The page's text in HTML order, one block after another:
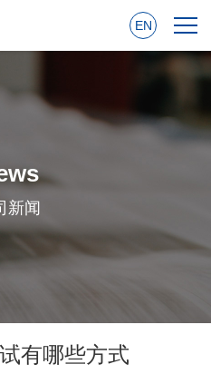
EN
新闻
有哪些方式